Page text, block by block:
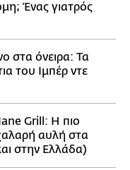
Ένας γιατρός
στα όνειρα: Τα
του Ιμπέρ ντε
Grill: Η πιο
αυλή στα
στην Ελλάδα)